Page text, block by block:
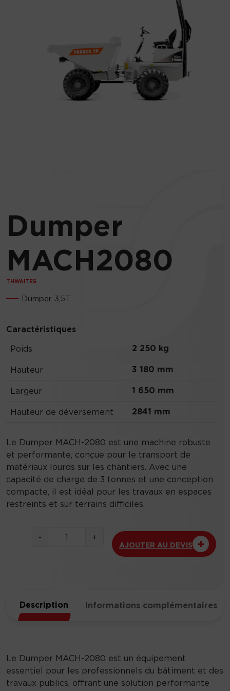
Dumper
MACH2080
THWAITES
Dumper 3,5T
Caractéristiques
Poids 2 250 kg
Hauteur 3 180 mm
Largeur 1 650 mm
Hauteur de déversement 2841 mm
Le Dumper MACH-2080 est une machine robuste
et performante, conçue pour le transport de
matériaux lourds sur les chantiers. Avec une
capacité de charge de 3 tonnes et une conception
compacte, il est idéal pour les travaux en espaces
restreints et sur terrains difficiles.
-
t
é
D
u
m
+
AJOUTER AU DEVIS
Description Informations complémentaires
Le Dumper MACH-2080 est un équipement
essentiel pour les professionnels du bâtiment et des
travaux publics, offrant une solution performante